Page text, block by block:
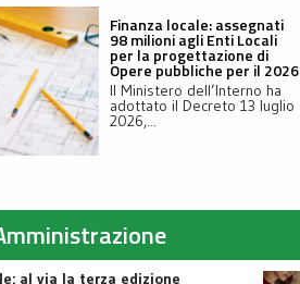
Finanza locale: assegnati
98 milioni agli Enti Locali
per la progettazione di
Opere pubbliche per il 2026
Il Ministero dell’Interno ha
adottato il Decreto 13 luglio
2026,...
al via la terza edizione